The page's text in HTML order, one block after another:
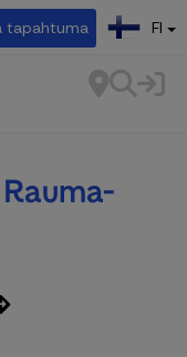
tapahtuma FI